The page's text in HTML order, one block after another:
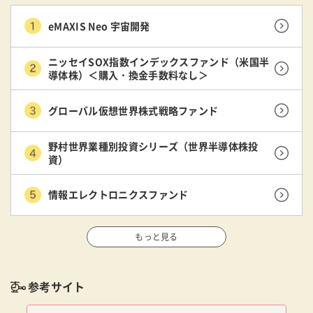
eMAXIS Neo 宇宙開発
ニッセイSOX指数インデックスファンド（米国半
導体株）＜購入・換金手数料なし＞
グローバル仮想世界株式戦略ファンド
野村世界業種別投資シリーズ（世界半導体株投
資）
情報エレクトロニクスファンド
もっと見る
参考サイト